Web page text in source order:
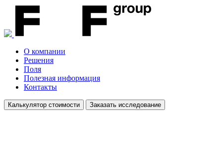
О компании
Решения
Поля
Полезная информация
Контакты
Калькулятор стоимости Заказать исследование